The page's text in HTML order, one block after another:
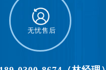
无忧售后